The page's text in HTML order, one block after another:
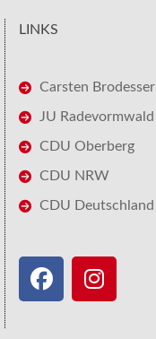
LINKS
Carsten Brodesser
JU Radevormwald
CDU Oberberg
CDU NRW
CDU Deutschland